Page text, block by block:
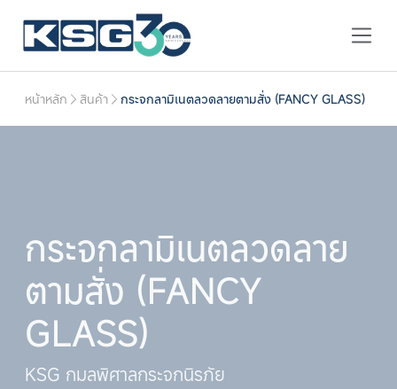
หน้าหลัก สินค้า กระจกลามิเนตลวดลายตามสั่ง (FANCY GLASS)
กระจกลามิเนตลวดลาย
ตามสั่ง (FANCY
GLASS)
KSG กมลพิศาลกระจกนิรภัย